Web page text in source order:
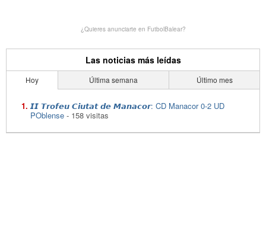
¿Quieres anunciarte en FutbolBalear?
Las noticias más leídas
Hoy Última semana Último mes
𝙄𝙄 𝙏𝙧𝙤𝙛𝙚𝙪 𝘾𝙞𝙪𝙩𝙖𝙩 𝙙𝙚 𝙈𝙖𝙣𝙖𝙘𝙤𝙧: CD Manacor 0-2 UD
POblense - 158 visitas